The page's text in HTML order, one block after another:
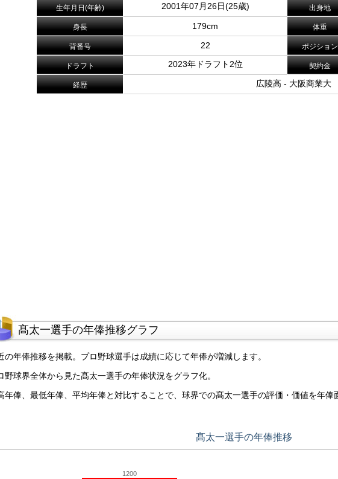
生年月日(年齢) 2001年07月26日(25歳) 出身地
身長 179cm 体重
背番号 22 ポジション
ドラフト 2023年ドラフト2位 契約金
経歴 広陵高 - 大阪商業大
髙太一選手の年俸推移グラフ
の年俸推移を掲載。プロ野球選手は成績に応じて年俸が増減します。
野球界全体から見た髙太一選手の年俸状況をグラフ化。
年俸、最低年俸、平均年俸と対比することで、球界での髙太一選手の評価・価値を年俸
髙太一選手の年俸推移
1200